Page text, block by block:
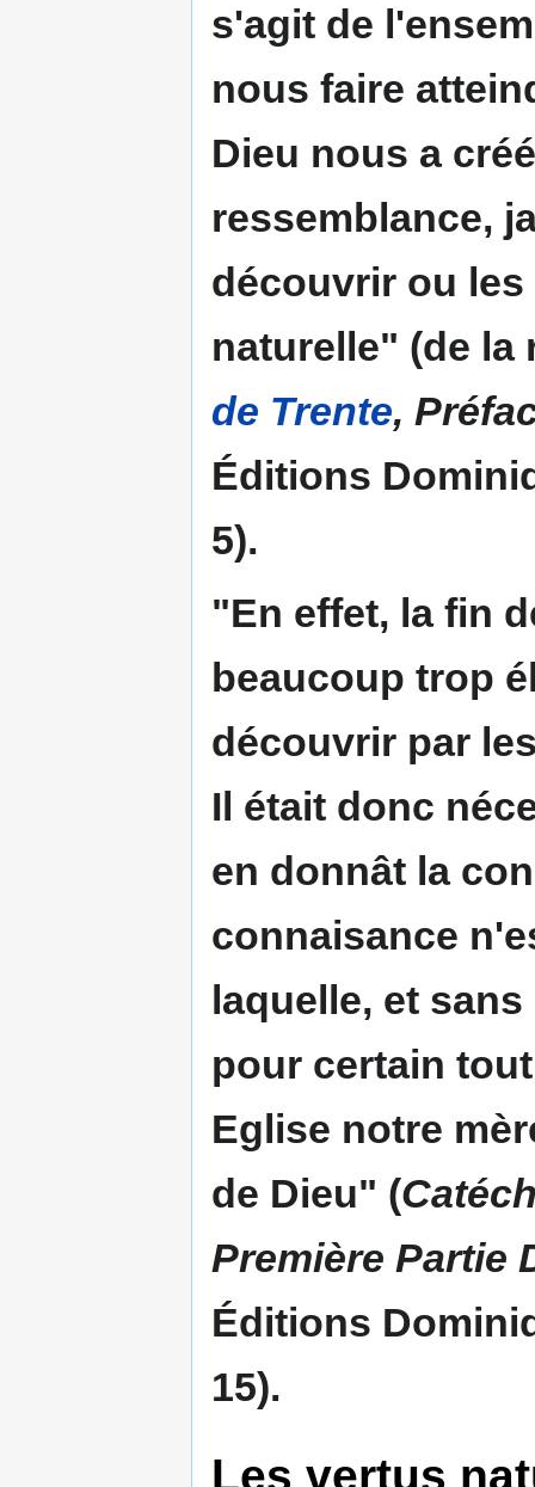
s'agit de
nous faire
Dieu nous a
ressemblance,
découvrir ou
naturelle" (de la
de Trente,
Éditions
5).
"En effet, la fin
beaucoup trop
découvrir par
Il était donc
en donnât la
connaisance
laquelle, et
pour certain
Eglise notre
de Dieu" (
Première Partie
Éditions
15).
Les vertus